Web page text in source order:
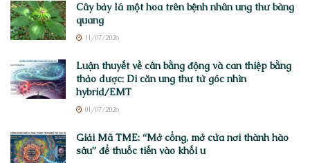
Cây bảy lá một hoa trên bệnh nhân ung thư bàng
quang
11/07/2026
Luận thuyết về cân bằng động và can thiệp bằng
thảo dược: Di căn ung thư từ góc nhìn
hybrid/EMT
01/07/2026
Giải Mã TME: “Mở cổng, mở cửa nơi thành hào
sâu” để thuốc tiến vào khối u